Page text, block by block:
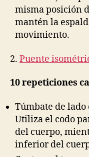
misma posición
mantén la
movimiento.
2. Puente
10 repeticiones
Túmbate de
Utiliza el codo
del cuerpo,
inferior del